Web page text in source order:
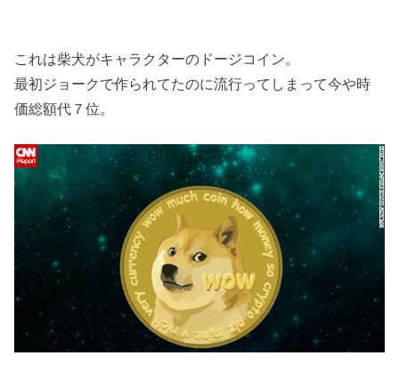
これは柴犬がキャラクターのドージコイン。
最初ジョークで作られてたのに流行ってしまって今や時
価総額代７位。